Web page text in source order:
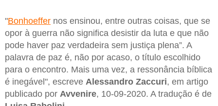
"Bonhoeffer nos ensinou, entre outras coisas, que se
opor à guerra não significa desistir da luta e que não
pode haver paz verdadeira sem justiça plena”. A
palavra de paz é, não por acaso, o título escolhido
para o encontro. Mais uma vez, a ressonância bíblica
é inegável", escreve Alessandro Zaccuri, em artigo
publicado por Avvenire, 10-09-2020. A tradução é de